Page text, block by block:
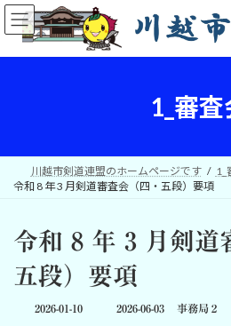
コ
ン
ン
ナ
ビ
ー
1_審査
川越市剣道連盟のホームページです
1_
令和 8 年 3 月剣道審査会（四・五段）要項
令和 8 年 3 月剣道
五段）要項
2026-01-10
最
2026-06-03 事務局２